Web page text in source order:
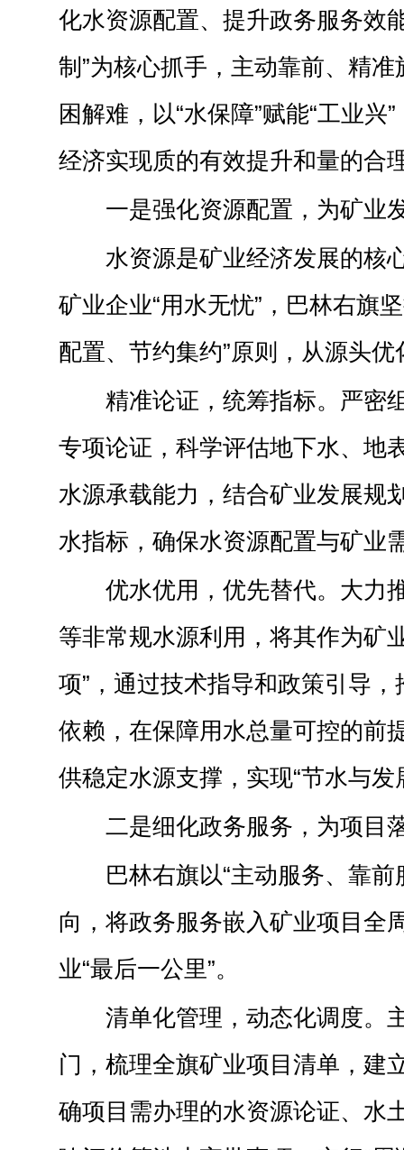
化水资源配置、提升政务服务效
制”为核心抓手，主动靠前、精
困解难，以“水保障”赋能“工业兴
经济实现质的有效提升和量的合
一是强化资源配置，为矿业
水资源是矿业经济发展的核
矿业企业“用水无忧”，巴林右旗
配置、节约集约”原则，从源头
精准论证，统筹指标。严密
专项论证，科学评估地下水、地
水源承载能力，结合矿业发展规
水指标，确保水资源配置与矿业
优水优用，优先替代。大力
等非常规水源利用，将其作为矿
项”，通过技术指导和政策引导
依赖，在保障用水总量可控的前
供稳定水源支撑，实现“节水与发
二是细化政务服务，为项目
巴林右旗以“主动服务、靠
向，将政务服务嵌入矿业项目全
业“最后一公里”。
清单化管理，动态化调度。
门，梳理全旗矿业项目清单，建
确项目需办理的水资源论证、水